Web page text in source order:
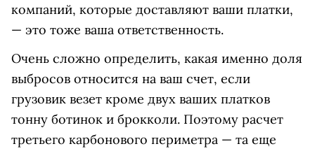
компаний, которые доставляют ваши платки,
— это тоже ваша ответственность.
Очень сложно определить, какая именно доля
выбросов относится на ваш счет, если
грузовик везет кроме двух ваших платков
тонну ботинок и брокколи. Поэтому расчет
третьего карбонового периметра — та еще